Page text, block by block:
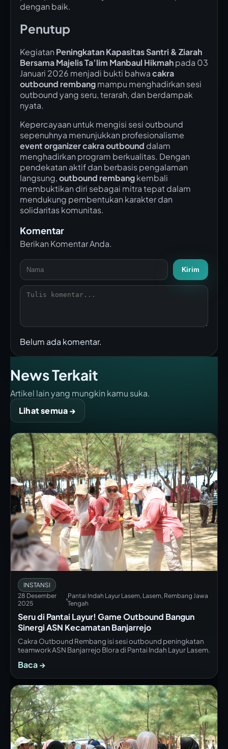
dengan baik.
Penutup
Kegiatan Peningkatan Kapasitas Santri & Ziarah
Bersama Majelis Ta’lim Manbaul Hikmahpada 03
Januari 2026 menjadi bukti bahwacakra
outbound rembangmampu menghadirkan sesi
outbound yang seru, terarah, dan berdampak
nyata.
Kepercayaan untuk mengisi sesi outbound
sepenuhnya menunjukkan profesionalisme
event organizer cakra outbound dalam
menghadirkan program berkualitas. Dengan
pendekatan aktif dan berbasis pengalaman
langsung,outbound rembangkembali
membuktikan diri sebagai mitra tepat dalam
mendukung pembentukan karakter dan
solidaritas komunitas.
Komentar
Berikan Komentar Anda.
Kirim
Belum ada komentar.
News Terkait
Artikel lain yang mungkin kamu suka.
Lihat semua →
INSTANSI
28 Desember
2025
Pantai Indah Layur Lasem, Lasem, Rembang Jawa
Tengah
Seru di Pantai Layur! Game Outbound Bangun
Sinergi ASN Kecamatan Banjarrejo
Cakra Outbound Rembang isi sesi outbound peningkatan
teamwork ASN Banjarrejo Blora di Pantai Indah Layur Lasem.
Baca →